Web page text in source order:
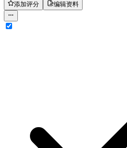
添加评分
编辑资料